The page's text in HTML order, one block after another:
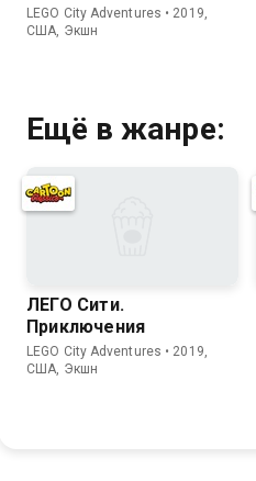
LEGO City Adventures • 2019,
США, Экшн
Ещё в жанре:
ЛЕГО Сити.
Приключения
LEGO City Adventures • 2019,
США, Экшн